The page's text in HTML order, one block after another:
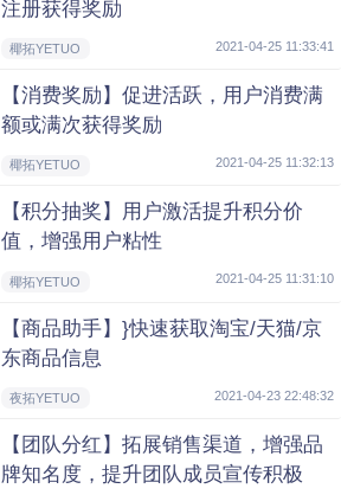
注册获得奖励
椰拓YETUO 2021-04-25 11:33:41
【消费奖励】促进活跃，用户消费满
额或满次获得奖励
椰拓YETUO 2021-04-25 11:32:13
【积分抽奖】用户激活提升积分价
值，增强用户粘性
椰拓YETUO 2021-04-25 11:31:10
【商品助手】}快速获取淘宝/天猫/京
东商品信息
夜拓YETUO 2021-04-23 22:48:32
【团队分红】拓展销售渠道，增强品
牌知名度，提升团队成员宣传积极